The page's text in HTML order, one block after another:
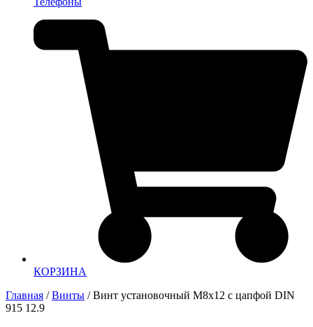
КОРЗИНА
Главная /Винты / Винт установочный М8х12 с цапфой DIN
915 12.9